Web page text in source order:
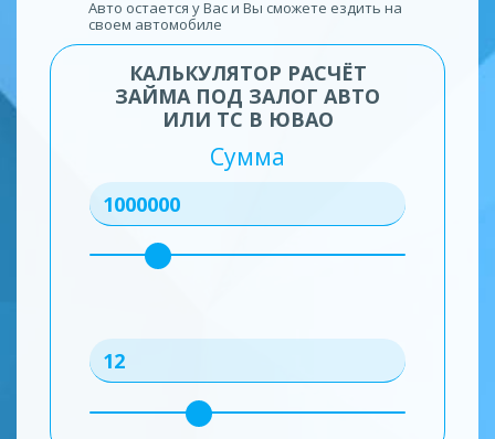
Авто остается у Вас и Вы сможете ездить на
своем автомобиле
КАЛЬКУЛЯТОР РАСЧЁТ
ЗАЙМА ПОД ЗАЛОГ АВТО
ИЛИ ТС В ЮВАО
Сумма